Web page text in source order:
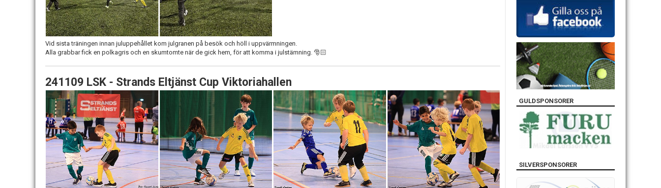
Vid sista träningen innan juluppehållet kom julgranen på besök och höll i uppvärmningen.
Alla grabbar fick en polkagris och en skumtomte när de gick hem, för att komma i julstämning. 🎅🏻
241109 LSK - Strands Eltjänst Cup Viktoriahallen
GULDSPONSORER
SILVERSPONSORER